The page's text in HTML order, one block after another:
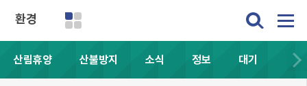
환경
산림휴양 산불방지 소식 정보 대기